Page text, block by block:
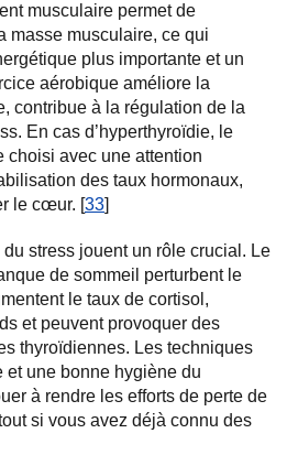
musculaire permet de
masse musculaire, ce qui
plus importante et un
aérobique améliore la
contribue à la régulation de la
En cas d’hyperthyroïdie, le
choisi avec une attention
des taux hormonaux,
le cœur. [33]
stress jouent un rôle crucial. Le
de sommeil perturbent le
le taux de cortisol,
et peuvent provoquer des
thyroïdiennes. Les techniques
une bonne hygiène du
à rendre les efforts de perte de
si vous avez déjà connu des